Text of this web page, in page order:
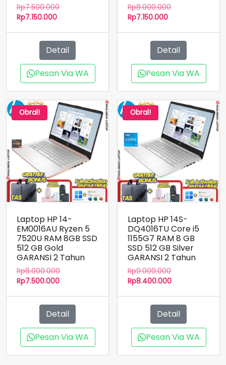
Rp7.500.000Harga
Rp7.150.000Harga
adalah:
Rp7.150.000.
Detail
Pesan Via WA
Rp8.000.000Harga
Rp7.150.000Harga
adalah:
Rp7.150.000.
Detail
Pesan Via WA
Obral!
Laptop HP 14-
EM0016AU Ryzen 5
7520U RAM 8GB SSD
512 GB Gold
GARANSI 2 Tahun
Rp8.000.000Harga
Rp7.500.000Harga
adalah:
Rp7.500.000.
Detail
Pesan Via WA
Obral!
Laptop HP 14S-
DQ4016TU Core i5
1155G7 RAM 8 GB
SSD 512 GB Silver
GARANSI 2 Tahun
Rp9.000.000Harga
aslinya
Rp8.400.000Harga
adalah:
Rp8.400.000.
Detail
Pesan Via WA